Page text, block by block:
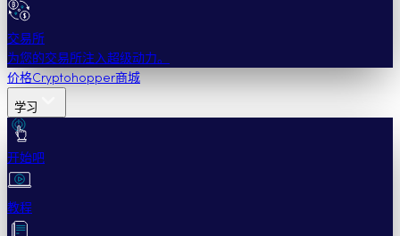
交易所
为您的交易所注入超级动力。
价格Cryptohopper商城
学习
开始吧
教程